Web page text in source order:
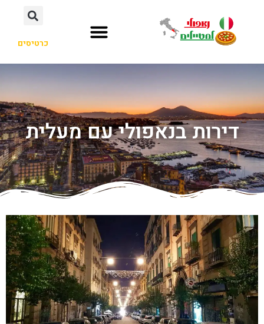
כרטיסים
דירות בנאפולי עם מעלית